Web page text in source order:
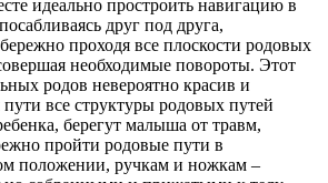
идеально простроить навигацию в
друг под друга,
проходя все плоскости родовых
необходимые повороты. Этот
родов невероятно красив и
все структуры родовых путей
берегут малыша от травм,
пройти родовые пути в
положении, ручкам и ножкам –